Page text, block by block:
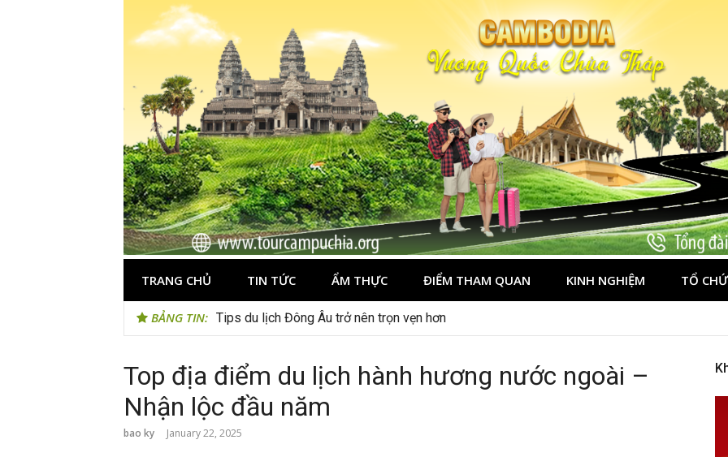
TRANG CHỦ TIN TỨC ẨM THỰC ĐIỂM THAM QUAN KINH NGHIỆM TỔ
BẢNG TIN: Tips du lịch Đông Âu trở nên trọn vẹn hơn
Top địa điểm du lịch hành hương nước ngoài –
Nhận lộc đầu năm
bao ky January 22, 2025